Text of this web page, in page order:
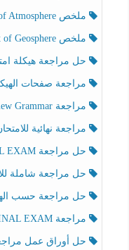
ملخص Effect of Atmosphere حسب الهيكل الوزاري العلوم المتكاملة الصف الخامس انسبير الفصل الثالث
ملخص Effect of Geosphere حسب الهيكل الوزاري العلوم المتكاملة الصف الخامس انسبير الفصل الثالث
حل مراجعة هيكلة امتحان
مراجعة صفحات الهيكل
مراجعة Review Grammar حسب الهيكل اللغة الإنجليزية الصف الخامس الفصل الثالث
مراجعة نهائية للامتحان
حل مراجعة FINAL EXAMاللغة الإنجليزية الصف الخامس الفصل الثالث
حل مراجعة شاملة للامتحان
حل مراجعة حسب الهيكل الوزاري
مراجعة FINAL EXAMاللغة الإنجليزية الصف الخامس الفصل الثالث
حل أوراق عمل مراجعة الاختبار